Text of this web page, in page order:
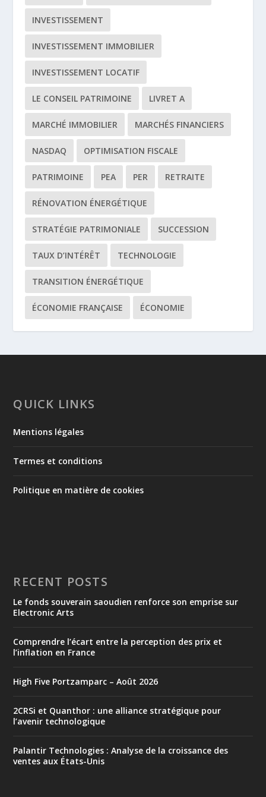
INVESTISSEMENT
INVESTISSEMENT IMMOBILIER
INVESTISSEMENT LOCATIF
LE CONSEIL PATRIMOINE LIVRET A
MARCHÉ IMMOBILIER MARCHÉS FINANCIERS
NASDAQ OPTIMISATION FISCALE
PATRIMOINE PEA PER RETRAITE
RÉNOVATION ÉNERGÉTIQUE
STRATÉGIE PATRIMONIALE SUCCESSION
TAUX D’INTÉRÊT TECHNOLOGIE
TRANSITION ÉNERGÉTIQUE
ÉCONOMIE FRANÇAISE ÉCONOMIE
QUICK LINKS
Mentions légales
Termes et conditions
Politique en matière de cookies
RECENT POSTS
Le fonds souverain saoudien renforce son emprise sur
Electronic Arts
Comprendre l’écart entre la perception des prix et
l’inflation en France
High Five Portzamparc – Août 2026
2CRSi et Quanthor : une alliance stratégique pour
l’avenir technologique
Palantir Technologies : Analyse de la croissance des
ventes aux États-Unis